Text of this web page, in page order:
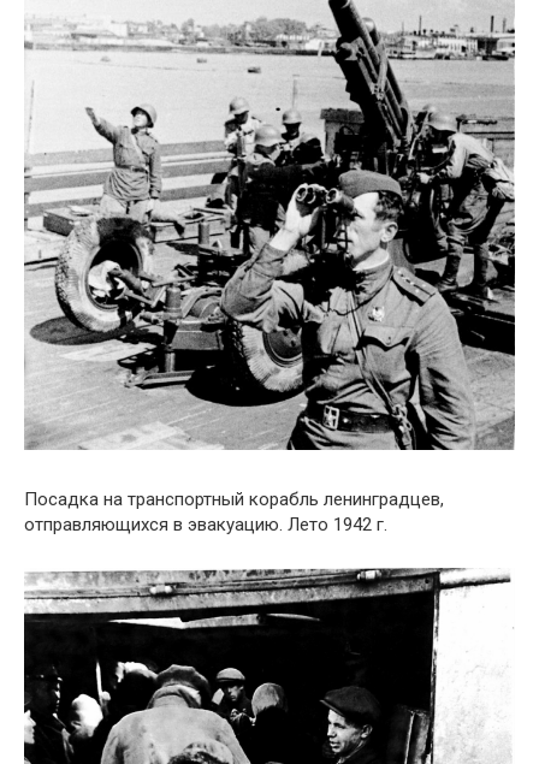
Посадка на транспортный корабль ленинградцев,
отправляющихся в эвакуацию. Лето 1942 г.